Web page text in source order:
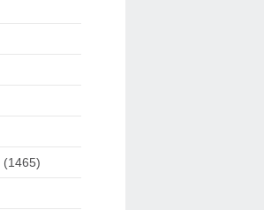
(1465)